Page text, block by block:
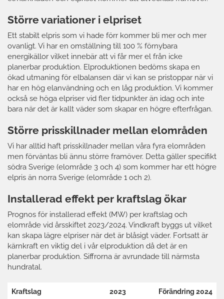
Större variationer i elpriset
Ett stabilt elpris som vi hade förr kommer bli mer och mer
ovanligt. Vi har en omställning till 100 % förnybara
energikällor vilket innebär att vi får mer el från icke
planerbar produktion. Elproduktionen bedöms skapa en
ökad utmaning för elbalansen där vi kan se pristoppar när vi
har en hög elanvändning och en låg produktion. Vi kommer
också se höga elpriser vid fler tidpunkter än idag och inte
bara när det är kallt väder som skapar en högre efterfrågan.
Större prisskillnader mellan elområden
Vi har alltid haft prisskillnader mellan våra fyra elområden
men förväntas bli ännu större framöver. Detta gäller specifikt
södra Sverige (elområde 3 och 4) som kommer har ett högre
elpris än norra Sverige (elområde 1 och 2).
Installerad effekt per kraftslag ökar
Prognos för installerad effekt (MW) per kraftslag och
elområde vid årsskiftet 2023/2024. Vindkraft byggs ut vilket
kan skapa lägre elpriser när det är blåsigt väder. Fortsatt är
kärnkraft en viktig del i vår elproduktion då det är en
planerbar produktion. Siffrorna är avrundade till närmsta
hundratal.
Kraftslag 2023 Förändring 2024